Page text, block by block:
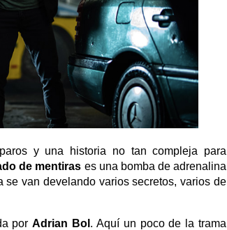
y una historia no tan compleja para
de mentiras es una bomba de adrenalina
van develando varios secretos, varios de
porAdrian Bol . Aquí un poco de la trama